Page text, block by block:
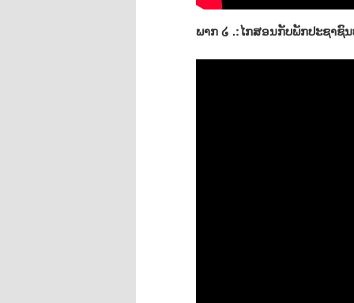
ພາກ ໒ .:ໄກສອນກັບພັກປະຊາຊົ